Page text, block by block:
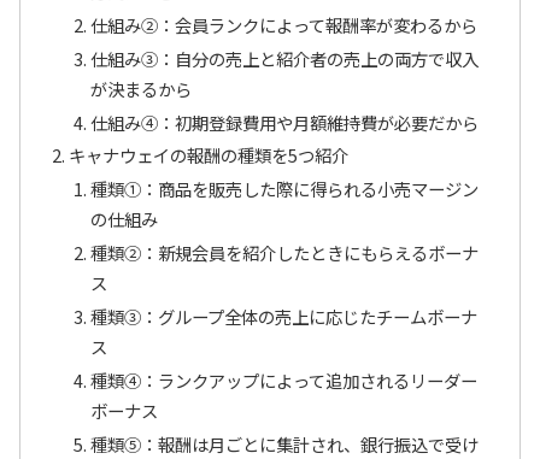
仕組み②：会員ランクによって報酬率が変わるから
仕組み➂：自分の売上と紹介者の売上の両方で収入
が決まるから
仕組み④：初期登録費用や月額維持費が必要だから
キャナウェイの報酬の種類を5つ紹介
種類①：商品を販売した際に得られる小売マージン
の仕組み
種類②：新規会員を紹介したときにもらえるボーナ
ス
種類➂：グループ全体の売上に応じたチームボーナ
ス
種類④：ランクアップによって追加されるリーダー
ボーナス
種類⑤：報酬は月ごとに集計され、銀行振込で受け